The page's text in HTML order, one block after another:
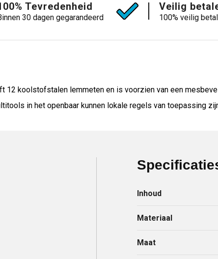
Tevredenheid
30 dagen gegarandeerd
Veilig
100% veilig
12 koolstofstalen lemmeten en is voorzien van een
in het openbaar kunnen lokale regels van toepassing
Inhoud
Materiaal
Maat